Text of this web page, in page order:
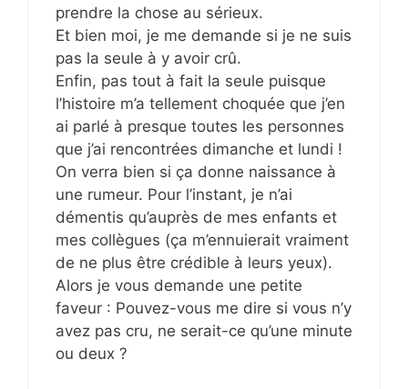
prendre la chose au sérieux.
Et bien moi, je me demande si je ne suis
pas la seule à y avoir crû.
Enfin, pas tout à fait la seule puisque
l’histoire m’a tellement choquée que j’en
ai parlé à presque toutes les personnes
que j’ai rencontrées dimanche et lundi !
On verra bien si ça donne naissance à
une rumeur. Pour l’instant, je n’ai
démentis qu’auprès de mes enfants et
mes collègues (ça m’ennuierait vraiment
de ne plus être crédible à leurs yeux).
Alors je vous demande une petite
faveur : Pouvez-vous me dire si vous n’y
avez pas cru, ne serait-ce qu’une minute
ou deux ?